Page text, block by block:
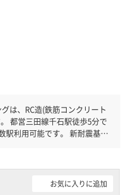
は、RC造(鉄筋コンクリート
都営三田線千石駅徒歩5分で
駅利用可能です。 新耐震基準
お客様には使いやすいです。
です。
お気に入りに追加